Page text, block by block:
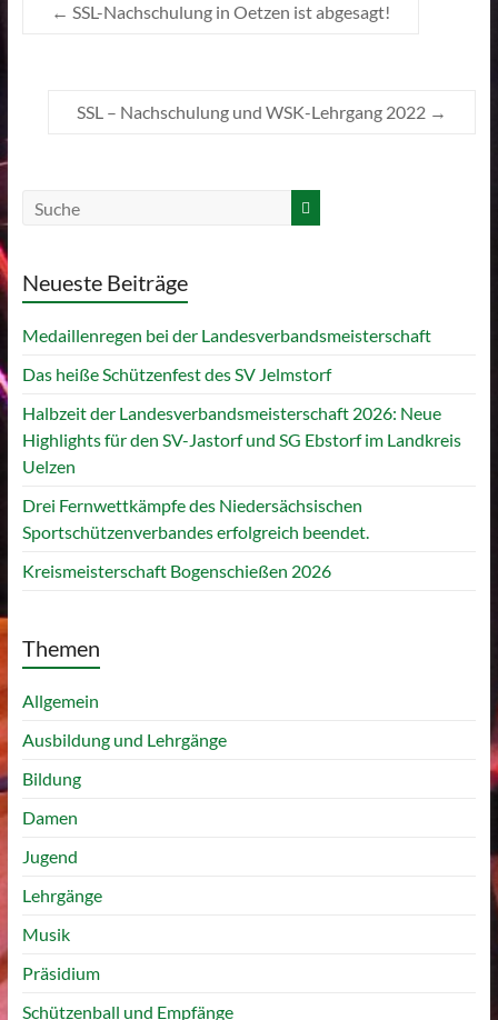
← SSL-Nachschulung in Oetzen ist abgesagt!
SSL – Nachschulung und WSK-Lehrgang 2022 →
Neueste Beiträge
Medaillenregen bei der Landesverbandsmeisterschaft
Das heiße Schützenfest des SV Jelmstorf
Halbzeit der Landesverbandsmeisterschaft 2026: Neue
Highlights für den SV-Jastorf und SG Ebstorf im Landkreis
Uelzen
Drei Fernwettkämpfe des Niedersächsischen
Sportschützenverbandes erfolgreich beendet.
Kreismeisterschaft Bogenschießen 2026
Themen
Allgemein
Ausbildung und Lehrgänge
Bildung
Damen
Jugend
Lehrgänge
Musik
Präsidium
Schützenball und Empfänge